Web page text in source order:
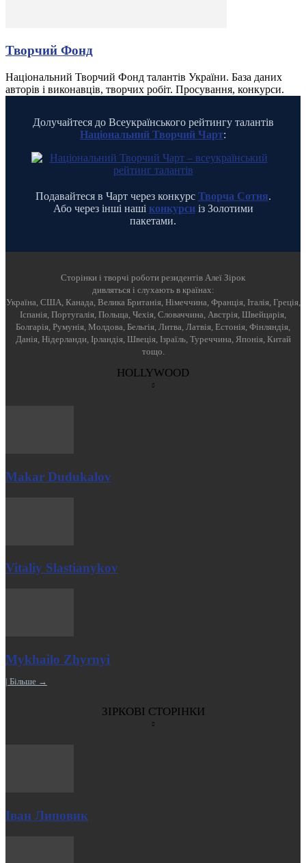
Творчий Фонд
Національний Творчий Фонд талантів України. База даних
авторів і виконавців, творчих робіт. Просування, конкурси.
Долучайтеся до Всеукраїнського рейтингу талантів
Національний Творчий Чарт:
Подавайтеся в Чарт через конкурс Творча Сотня.
Або через інші наші конкурсиіз Золотими
пакетами.
Cторінки і творчі роботи резидентів Алеї Зірок
дивляться і слухають в країнах:
Україна, США, Канада, Велика Британія, Німеччина, Франція, Італія, Греція,
Іспанія, Португалія, Польща, Чехія, Словаччина, Австрія, Швейцарія,
Болгарія, Румунія, Молдова, Бельгія, Литва, Латвія, Естонія, Фінляндія,
Данія, Нідерланди, Ірландія, Швеція, Ізраїль, Туреччина, Японія, Китай
тощо.
HOLLYWOOD
Makar Dudukalov
Vitaliy Slastianykov
Mykhailo Zhyrnyi
| Більше →
ЗІРКОВІ СТОРІНКИ
Іван Липовик